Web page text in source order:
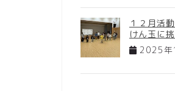
１２月活
けん玉に
2025年